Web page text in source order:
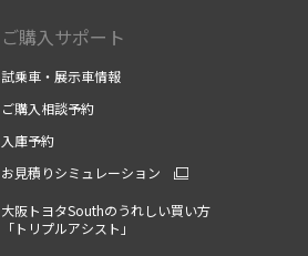
ご購入サポート
試乗車・展示車情報
ご購入相談予約
入庫予約
お見積りシミュレーション
大阪トヨタSouthのうれしい買い方
「トリプルアシスト」